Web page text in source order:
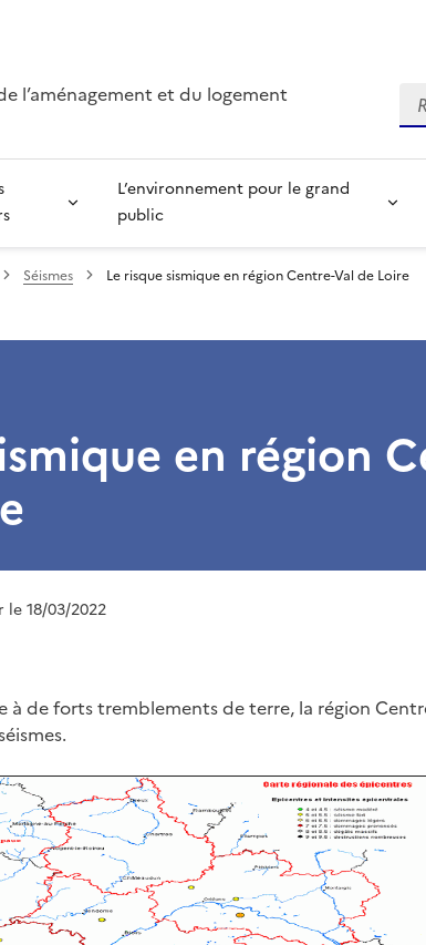
l’aménagement et du logement
L’environnement pour le grand
public
Séismes Le risque sismique en région Centre-Val de Loire
en région
le 18/03/2022
à de forts tremblements de terre, la région